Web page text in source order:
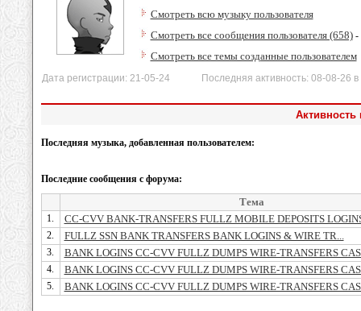
Смотреть всю музыку пользователя
Смотреть все сообщения пользователя (658)-
Смотреть все темы созданные пользователем
Дата регистрации: 21-05-24 Последняя активность: 08-08-26 в
Активность
Последняя музыка, добавленная пользователем:
Последние сообщения с форума:
Тема
1. CC-CVV BANK-TRANSFERS FULLZ MOBILE DEPOSITS
2. FULLZ SSN BANK TRANSFERS BANK LOGINS & WIRE TR...
3. BANK LOGINS CC-CVV FULLZ DUMPS WIRE-TRANSFERS
4. BANK LOGINS CC-CVV FULLZ DUMPS WIRE-TRANSFERS
5. BANK LOGINS CC-CVV FULLZ DUMPS WIRE-TRANSFERS